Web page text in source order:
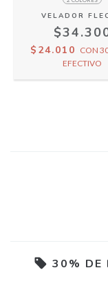
VELADOR
$24.010 CON
EFECTIVO
30% DE